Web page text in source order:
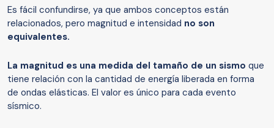
Es fácil confundirse, ya que ambos conceptos están
relacionados, pero magnitud e intensidad no son
equivalentes.
La magnitud es una medida del tamaño de un sismo que
tiene relación con la cantidad de energía liberada en forma
de ondas elásticas. El valor es único para cada evento
sísmico.